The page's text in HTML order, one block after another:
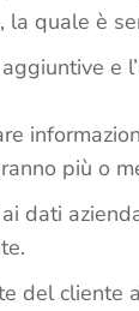
la quale è
e
più o
dati
del cliente